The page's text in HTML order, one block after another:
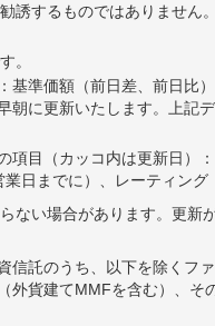
誘するものではありませ
。
基準価額（前日差、前日比
に更新いたします。上記
項目（カッコ内は更新日）
日までに）、レーティン
ない場合があります。更新
託のうち、以下を除くファ
外貨建てMMFを含む）、そ